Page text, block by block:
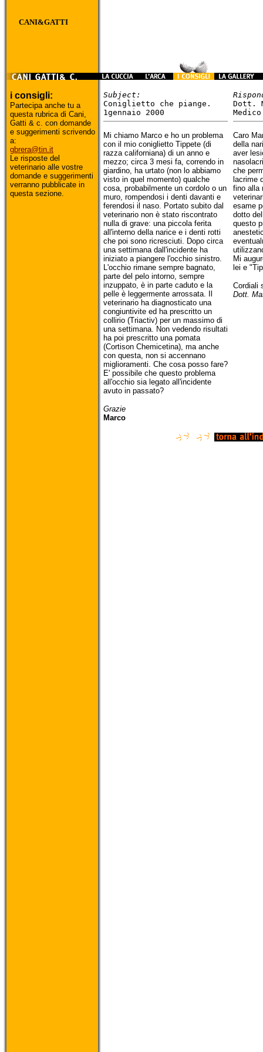
CANI&GATTI
i consigli:
Partecipa anche tu a
questa rubrica di Cani,
Gatti & c. con domande
e suggerimenti scrivendo
a:
gbrera@tin.it
Le risposte del
veterinario alle vostre
domande e suggerimenti
verranno pubblicate in
questa sezione.
Subject:
Coniglietto che piange.
1gennaio 2000
Mi chiamo Marco e ho un problema
con il mio coniglietto Tippete (di
razza californiana) di un anno e
mezzo; circa 3 mesi fa, correndo in
giardino, ha urtato (non lo abbiamo
visto in quel momento) qualche
cosa, probabilmente un cordolo o un
muro, rompendosi i denti davanti e
ferendosi il naso. Portato subito dal
veterinario non è stato riscontrato
nulla di grave: una piccola ferita
all'interno della narice e i denti rotti
che poi sono ricresciuti. Dopo circa
una settimana dall'incidente ha
iniziato a piangere l'occhio sinistro.
L'occhio rimane sempre bagnato,
parte del pelo intorno, sempre
inzuppato, è in parte caduto e la
pelle è leggermente arrossata. Il
veterinario ha diagnosticato una
congiuntivite ed ha prescritto un
collirio (Triactiv) per un massimo di
una settimana. Non vedendo risultati
ha poi prescritto una pomata
(Cortison Chemicetina), ma anche
con questa, non si accennano
miglioramenti. Che cosa posso fare?
E' possibile che questo problema
all'occhio sia legato all'incidente
avuto in passato?
Grazie
Marco
Dott.
Caro
della
aver
che
lacrime
fino alla
esame
dotto
questo
Mi
lei e
Cordiali
Dott.